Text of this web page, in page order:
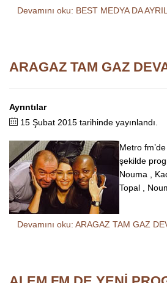
Devamını oku: BEST MEDYA DA
ARAGAZ TAM GAZ
Ayrıntılar
15 Şubat 2015 tarihinde yayınlandı.
Metro
şekilde
Nouma ,
Topal ,
Devamını oku: ARAGAZ TAM GAZ